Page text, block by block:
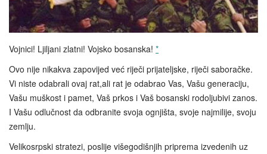
Vojnici! Ljiljani zlatni! Vojsko bosanska! *
Ovo nije nikakva zapovijed već riječi prijateljske, riječi saboračke.
Vi niste odabrali ovaj rat,ali rat je odabrao Vas, Vašu generaciju,
Vašu muškost i pamet, Vaš prkos i Vaš bosanski rodoljubivi zanos.
I Vašu odlučnost da odbranite svoja ognjišta, svoje najmilije, svoju
zemlju.
Velikosrpski stratezi, poslije višegodišnjih priprema izvedenih uz